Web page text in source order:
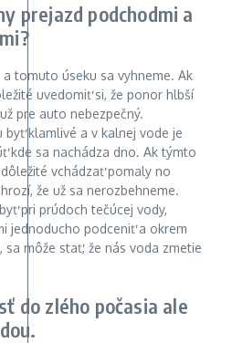
prejazd podchodmi a
tomuto úseku sa vyhneme. Ak
uvedomiť si, že ponor hlbší
pre auto nebezpečný.
byť klamlivé a v kalnej vode je
kde sa nachádza dno. Ak týmto
vchádzať pomaly no
že už sa nerozbehneme.
pri prúdoch tečúcej vody,
jednoducho podceniť a okrem
môže stať, že nás voda zmetie
do zlého počasia ale